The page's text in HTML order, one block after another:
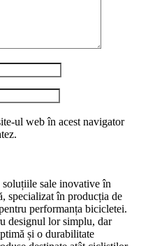
ul web în acest navigator
sale inovative în
specializat în producția de
performanța bicicletei.
designul lor simplu, dar
și o durabilitate